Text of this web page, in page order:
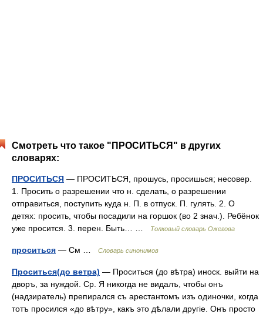
Смотреть что такое "ПРОСИТЬСЯ" в других
словарях:
ПРОСИТЬСЯ — ПРОСИТЬСЯ, прошусь, просишься; несовер.
1. Просить о разрешении что н. сделать, о разрешении
отправиться, поступить куда н. П. в отпуск. П. гулять. 2. О
детях: просить, чтобы посадили на горшок (во 2 знач.). Ребёнок
уже просится. 3. перен. Быть… …
Толковый словарь Ожегова
проситься — См … Словарь синонимов
Проситься(до ветра) — Проситься (до вѣтра) иноск. выйти на
дворъ, за нуждой. Ср. Я никогда не видалъ, чтобы онъ
(надзиратель) препирался съ арестантомъ изъ одиночки, когда
тотъ просился «до вѣтру», какъ это дѣлали другіе. Онъ просто